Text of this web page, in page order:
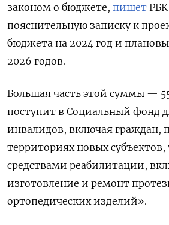
законом о бюджете, пишет
пояснительную записку к
бюджета на 2024 год и
2026 годов.
Большая часть этой суммы —
поступит в Социальный фонд
инвалидов, включая
территориях новых
средствами реабилитации,
изготовление и ремонт
ортопедических изделий».